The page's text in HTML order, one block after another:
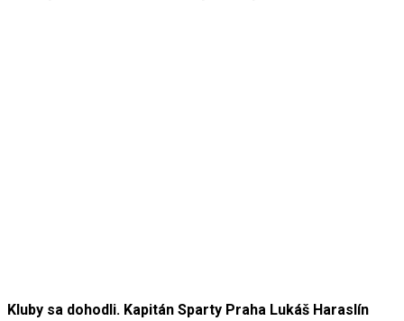
Kluby sa dohodli. Kapitán Sparty Praha Lukáš Haraslín